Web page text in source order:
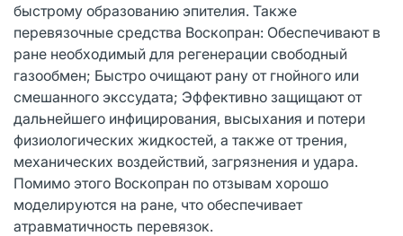
быстрому образованию эпителия. Также
перевязочные средства Воскопран: Обеспечивают в
ране необходимый для регенерации свободный
газообмен; Быстро очищают рану от гнойного или
смешанного экссудата; Эффективно защищают от
дальнейшего инфицирования, высыхания и потери
физиологических жидкостей, а также от трения,
механических воздействий, загрязнения и удара.
Помимо этого Воскопран по отзывам хорошо
моделируются на ране, что обеспечивает
атравматичность перевязок.